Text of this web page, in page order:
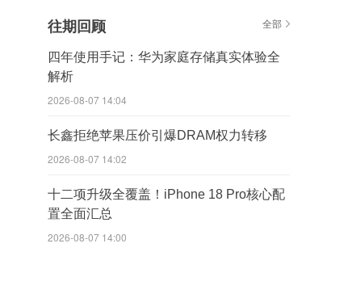
往期回顾 全部
四年使用手记：华为家庭存储真实体验全
解析
2026-08-07 14:04
长鑫拒绝苹果压价引爆DRAM权力转移
2026-08-07 14:02
十二项升级全覆盖！iPhone 18 Pro核心配
置全面汇总
2026-08-07 14:00